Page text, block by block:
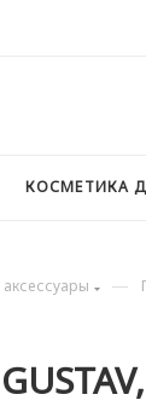
КОСМЕТИКА
—